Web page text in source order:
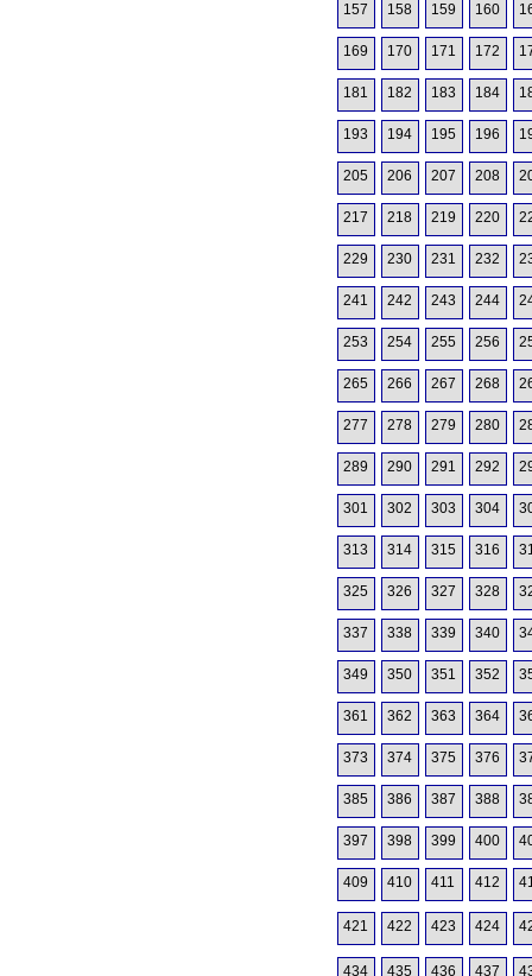
157 158 159 160
169 170 171 172
181 182 183 184
193 194 195 196
205 206 207 208
217 218 219 220
229 230 231 232
241 242 243 244
253 254 255 256
265 266 267 268
277 278 279 280
289 290 291 292
301 302 303 304
313 314 315 316
325 326 327 328
337 338 339 340
349 350 351 352
361 362 363 364
373 374 375 376
385 386 387 388
397 398 399 400
409 410 411 412
421 422 423 424
434 435 436 437